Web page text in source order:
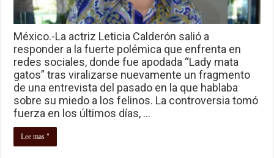
México.-La actriz Leticia Calderón salió a
responder a la fuerte polémica que enfrenta en
redes sociales, donde fue apodada “Lady mata
gatos” tras viralizarse nuevamente un fragmento
de una entrevista del pasado en la que hablaba
sobre su miedo a los felinos. La controversia tomó
fuerza en los últimos días, …
Lee mas "